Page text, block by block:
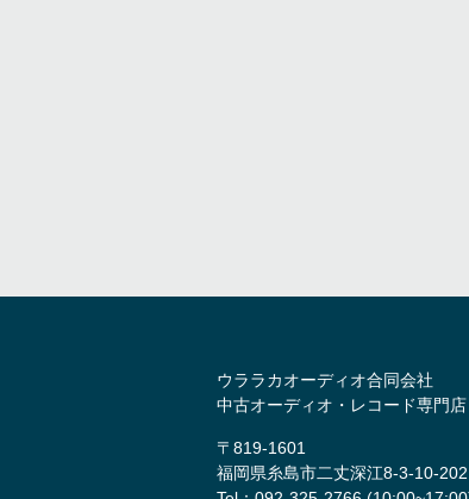
ウララカオーディオ合同会社
中古オーディオ・レコード専門
〒819-1601
福岡県糸島市二丈深江8-3-10-